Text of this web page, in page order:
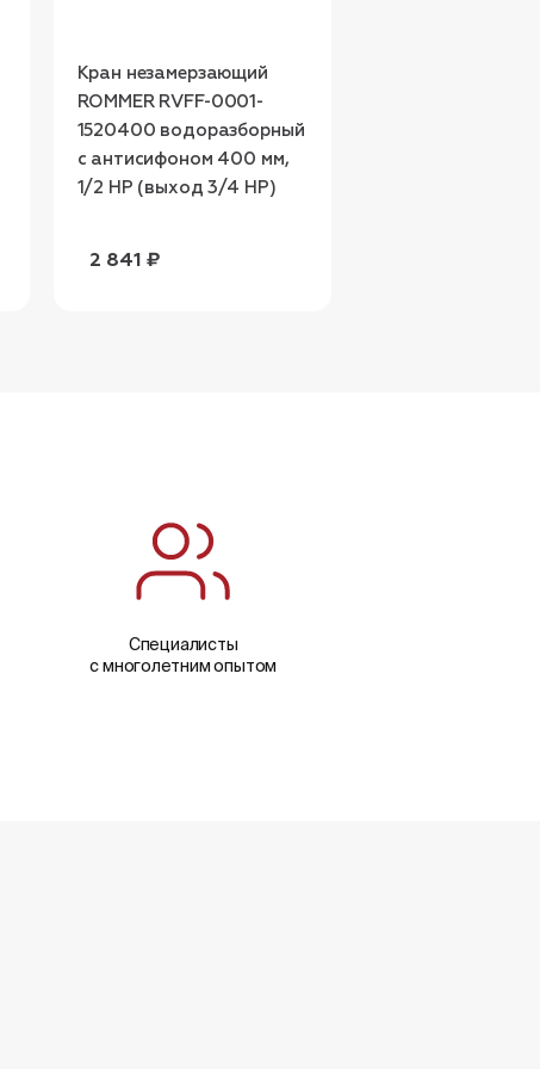
Кран незамерзающий
ROMMER RVFF-0001-
1520400 водоразборный
с антисифоном 400 мм,
1/2 НР (выход 3/4 НР)
2 841 ₽
Специалисты
с многолетним опытом